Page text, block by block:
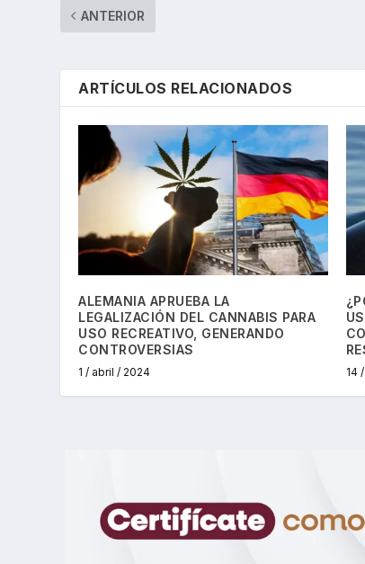
ANTERIOR
ARTÍCULOS RELACIONADOS
ALEMANIA APRUEBA LA
LEGALIZACIÓN DEL CANNABIS PARA
USO RECREATIVO, GENERANDO
CONTROVERSIAS
1 / abril / 2024 14